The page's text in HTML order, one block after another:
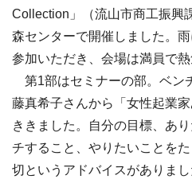
Collection」（流山市商工振興
森センターで開催しました。
参加いただき、会場は満員で熱
第1部はセミナーの部。ベン
藤真希子さんから「女性起業
ききました。自分の目標、あ
チすること、やりたいことを
切というアドバイスがありまし